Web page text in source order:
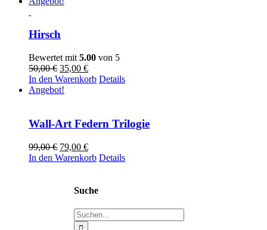
Hirsch
Bewertet mit 5.00 von 5
50,00€ Ursprünglicher
Preis
war:
35,00 €Aktueller
Preis
In den Warenkorb Details
Angebot!
Wall-Art Federn Trilogie
99,00€ Ursprünglicher
Preis
79,00 €Aktueller
Preis
In den Warenkorb Details
Suche
Suche
nach: